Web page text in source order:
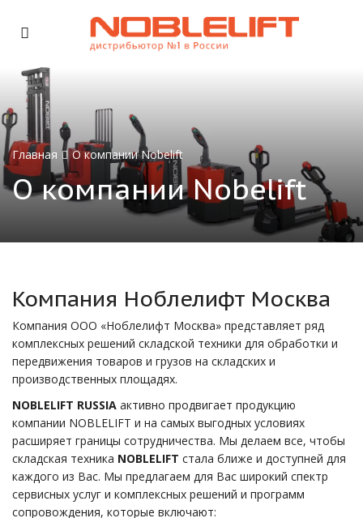
Главная О компании Nobelift
О компании Nobelift
Компания Ноблелифт Москва
Компания ООО «Ноблелифт Москва» представляет ряд
комплексных решений складской техники для обработки и
передвижения товаров и грузов на складских и
производственных площадях.
NOBLELIFT RUSSIA активно продвигает продукцию
компании NOBLELIFT и на самых выгодных условиях
расширяет границы сотрудничества. Мы делаем все, чтобы
складская техника NOBLELIFT стала ближе и доступней для
каждого из Вас. Мы предлагаем для Вас широкий спектр
сервисных услуг и комплексных решений и программ
сопровождения, которые включают: